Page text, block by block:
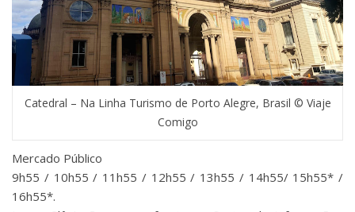
Catedral – Na Linha Turismo de Porto Alegre, Brasil © Viaje
Comigo
Mercado Público
9h55 / 10h55 / 11h55 / 12h55 / 13h55 / 14h55/ 15h55* /
16h55*.